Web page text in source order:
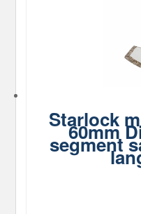
Starlock
60mm
segment